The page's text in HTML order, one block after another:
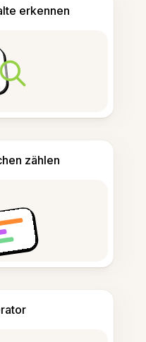
erkennen
zählen